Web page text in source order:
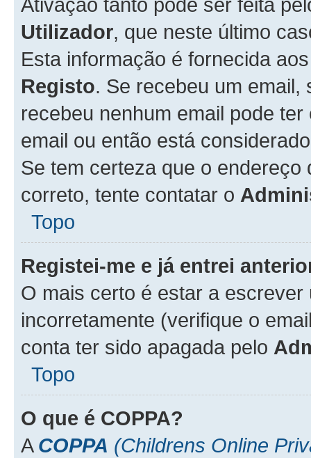
Utilizador, que neste último
Esta informação é fornecida
Registo. Se recebeu um
recebeu nenhum email pode
email ou então está
Se tem certeza que o
correto, tente contatar o
Topo
Registei-me e já entrei
O mais certo é estar a
incorretamente (verifique o
conta ter sido apagada pelo
Topo
O que é COPPA?
A COPPA (Childrens Online